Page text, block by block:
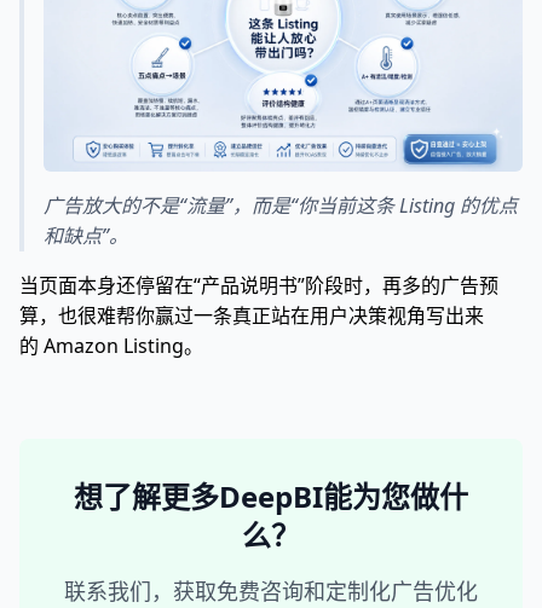
广告放大的不是“流量”，而是“你当前这条 Listing 的优点
和缺点”。
当页面本身还停留在“产品说明书”阶段时，再多的广告预
算，也很难帮你赢过一条真正站在用户决策视角写出来
的 Amazon Listing。
想了解更多DeepBI能为您做什
么？
联系我们，获取免费咨询和定制化广告优化